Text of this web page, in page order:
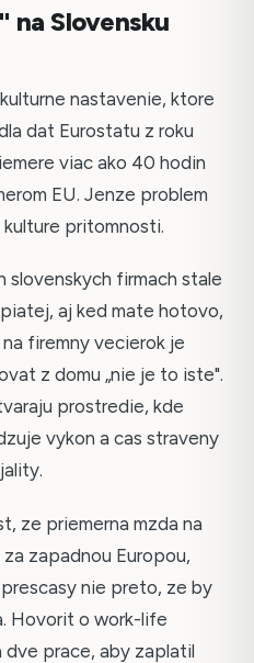
na Slovensku
nastavenie, ktore
dat Eurostatu z roku
viac ako 40 hodin
EU. Jenze problem
kulture pritomnosti.
slovenskych firmach stale
aj ked mate hotovo,
firemny vecierok je
z domu „nie je to iste".
prostredie, kde
vykon a cas straveny
ze priemerna mzda na
zapadnou Europou,
nie preto, ze by
Hovorit o work-life
dve prace, aby zaplatil